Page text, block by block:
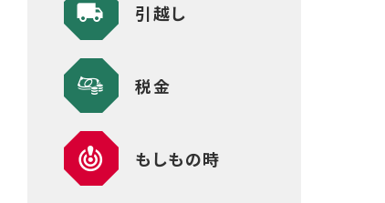
引越し
税金
もしもの時